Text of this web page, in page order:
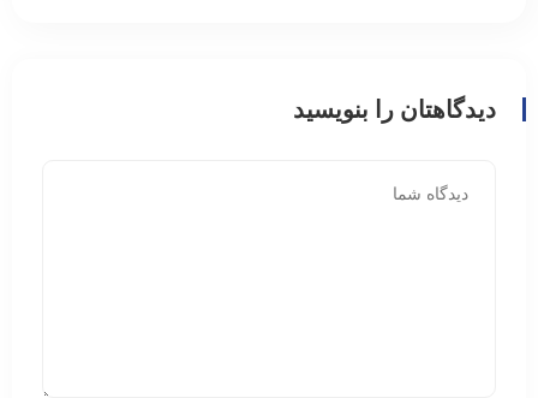
دیدگاهتان را بنویسید